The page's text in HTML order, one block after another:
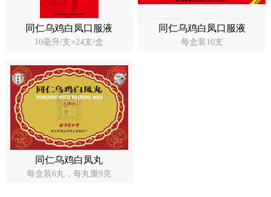
同仁乌鸡白凤口服液
10毫升/支×24支/盒
同仁乌鸡白凤口服液
每盒装10支
同仁乌鸡白凤丸
每盒装6丸，每丸重9克